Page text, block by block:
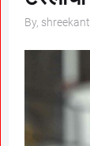
By,